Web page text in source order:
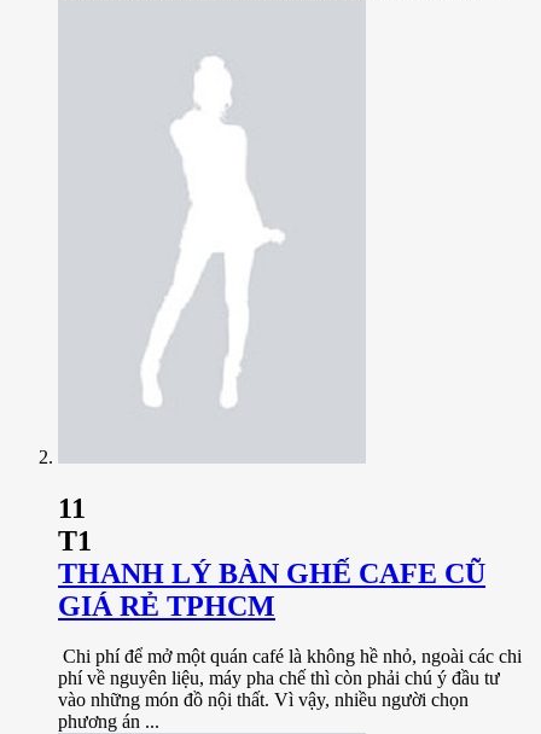
11
T1
THANH LÝ BÀN GHẾ CAFE CŨ
GIÁ RẺ TPHCM
Chi phí để mở một quán café là không hề nhỏ, ngoài các chi
phí về nguyên liệu, máy pha chế thì còn phải chú ý đầu tư
vào những món đồ nội thất. Vì vậy, nhiều người chọn
phương án ...